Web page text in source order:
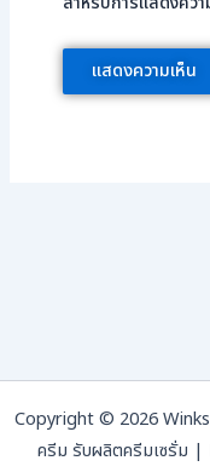
Copyright © 2026
ครีม รับผลิตครีมเซรั่ม